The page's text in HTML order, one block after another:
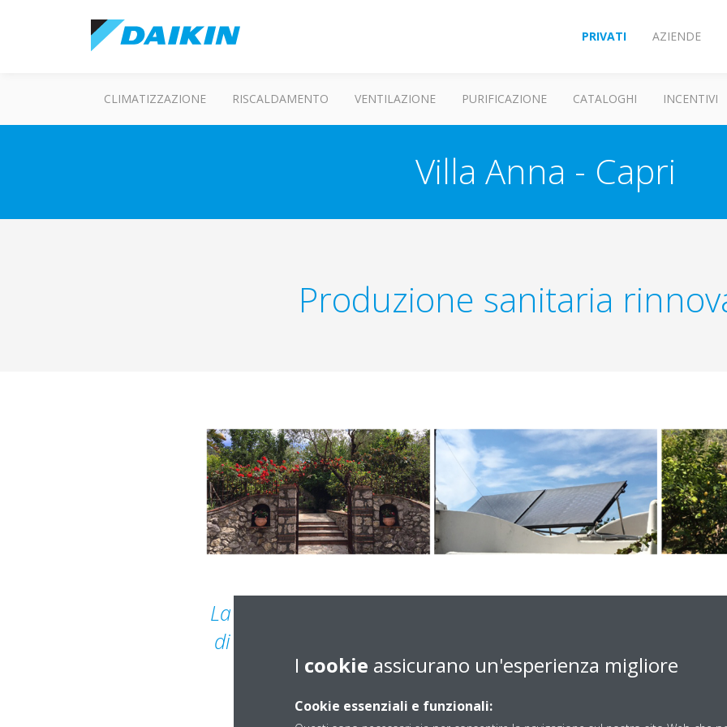
PRIVATI AZIENDE
CLIMATIZZAZIONE RISCALDAMENTO VENTILAZIONE PURIFICAZIONE CATALOGHI INCENTIVI
Villa Anna - Capri
Produzione sanitaria
La riqualificazione energetica dell’impianto adibito alla
di Villa Anna, Guest House ad Anacapri con 4 eleganti
vede la combinazione di differenti tecnologie rinnovabili
I cookie assicurano un'esperienza migliore
Cookie essenziali e funzionali: